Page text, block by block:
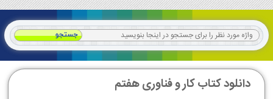
دانلود کتاب کار و فناوری هفتم